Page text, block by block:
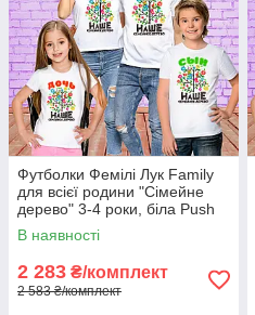
Футболки Фемілі Лук Family
для всієї родини "Сімейне
дерево" 3-4 роки, біла Push
IT
В наявності
2 283 ₴/комплект
2 583 ₴/комплект